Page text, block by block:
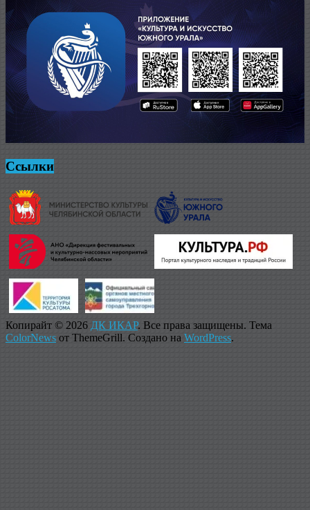
Ссылки
Копирайт © 2026 ДК ИКАР. Все права защищены. Тема
ColorNews от ThemeGrill. Создано на WordPress.